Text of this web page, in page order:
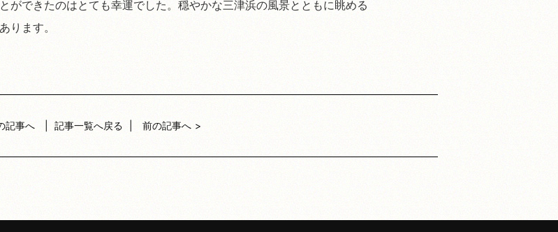
ができたのはとても幸運でした。穏やかな三津浜の風景とともに眺める
ります。
記事へ 記事一覧へ戻る 前の記事へ